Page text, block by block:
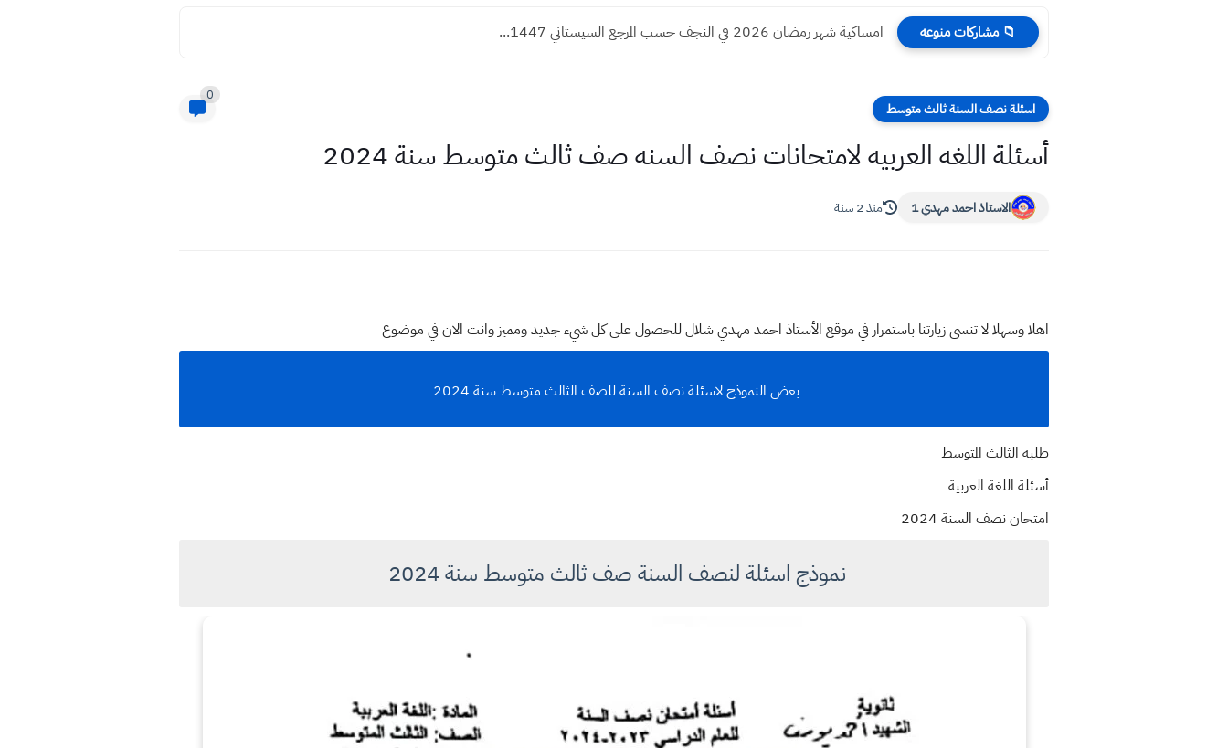
📁 مشاركات منوعه امساكية شهر رمضان 2026 في النجف حسب المرجع السيستاني 1447...
اسئلة نصف السنة ثالث متوسط
0
أسئلة اللغه العربيه لامتحانات نصف السنه صف ثالث متوسط سنة 2024
الاستاذ احمد مهدي 1 منذ 2 سنة
اهلا وسهلالا تنسى زيارتنا باستمرار في موقع الأستاذ احمد مهدي شلال للحصول على كل شيء جديد ومميز وانت الان في موضوع
بعض النموذج لاسئلة نصف السنة للصف الثالث متوسط سنة 2024
طلبة الثالث المتوسط
أسئلة اللغة العربية
امتحان نصف السنة 2024
نموذج اسئلة لنصف السنة صف ثالث متوسط سنة 2024